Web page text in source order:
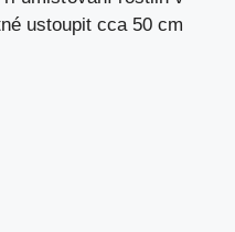
ustoupit cca 50 cm